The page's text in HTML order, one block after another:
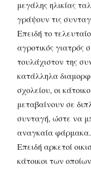
μεγάλης ηλικίας
γράψουν τις
Επειδή το
αγροτικός γιατρός
τουλάχιστον της
κατάλληλα
σχολείου, οι
μεταβαίνουν σε
συνταγή, ώστε να
αναγκαία φάρμακα.
Επειδή αρκετοί
κάτοικοι των